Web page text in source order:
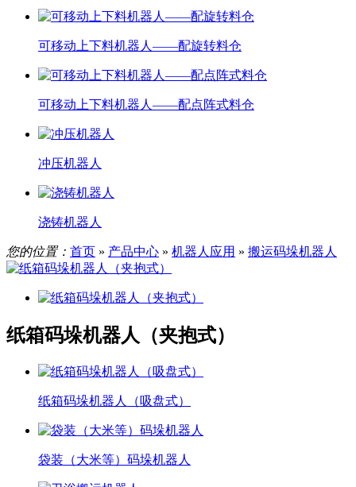
可移动上下料机器人——配旋转料仓
可移动上下料机器人——配点阵式料仓
冲压机器人
浇铸机器人
您的位置： 首页 » 产品中心 » 机器人应用 » 搬运码垛机器人
纸箱码垛机器人（夹抱式）
纸箱码垛机器人（吸盘式）
袋装（大米等）码垛机器人